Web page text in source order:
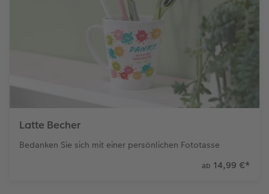
Latte Becher
Bedanken Sie sich mit einer persönlichen Fototasse
ab 14,99 €*